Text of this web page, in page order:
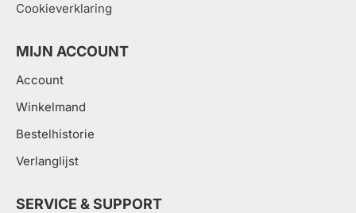
Cookieverklaring
MIJN ACCOUNT
Account
Winkelmand
Bestelhistorie
Verlanglijst
SERVICE & SUPPORT